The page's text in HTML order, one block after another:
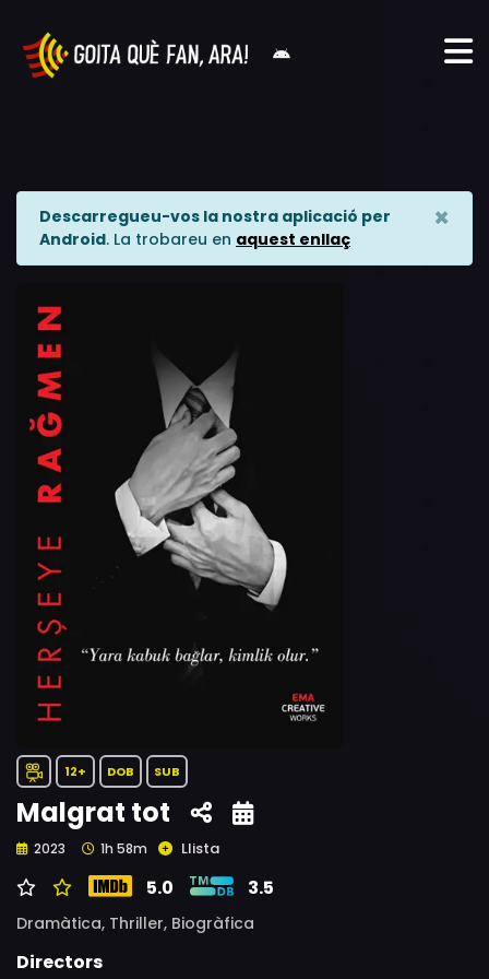
Descarregueu-vos la nostra aplicació per
Android. La trobareu en aquest enllaç
×
12+ DOB SUB
Malgrat tot
2023 1h 58m Llista
5.0 3.5
Dramàtica, Thriller, Biogràfica
Directors